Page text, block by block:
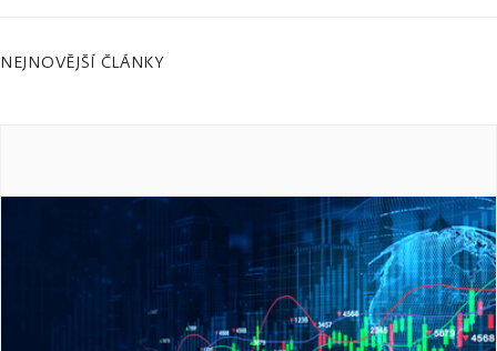
NEJNOVĚJŠÍ ČLÁNKY